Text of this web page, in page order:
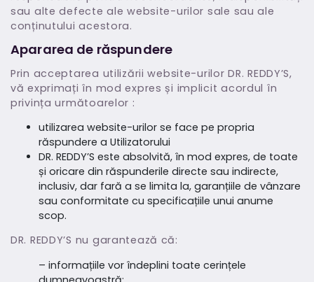
sau alte defecte ale website-urilor sale sau ale
conținutului acestora.
Apararea de răspundere
Prin acceptarea utilizării website-urilor DR. REDDY’S,
vă exprimați în mod expres și implicit acordul în
privința următoarelor :
utilizarea website-urilor se face pe propria
răspundere a Utilizatorului
DR. REDDY’S este absolvită, în mod expres, de toate
și oricare din răspunderile directe sau indirecte,
inclusiv, dar fară a se limita la, garanțiile de vânzare
sau conformitate cu specificațiile unui anume
scop.
DR. REDDY’S nu garantează că:
– informațiile vor îndeplini toate cerințele